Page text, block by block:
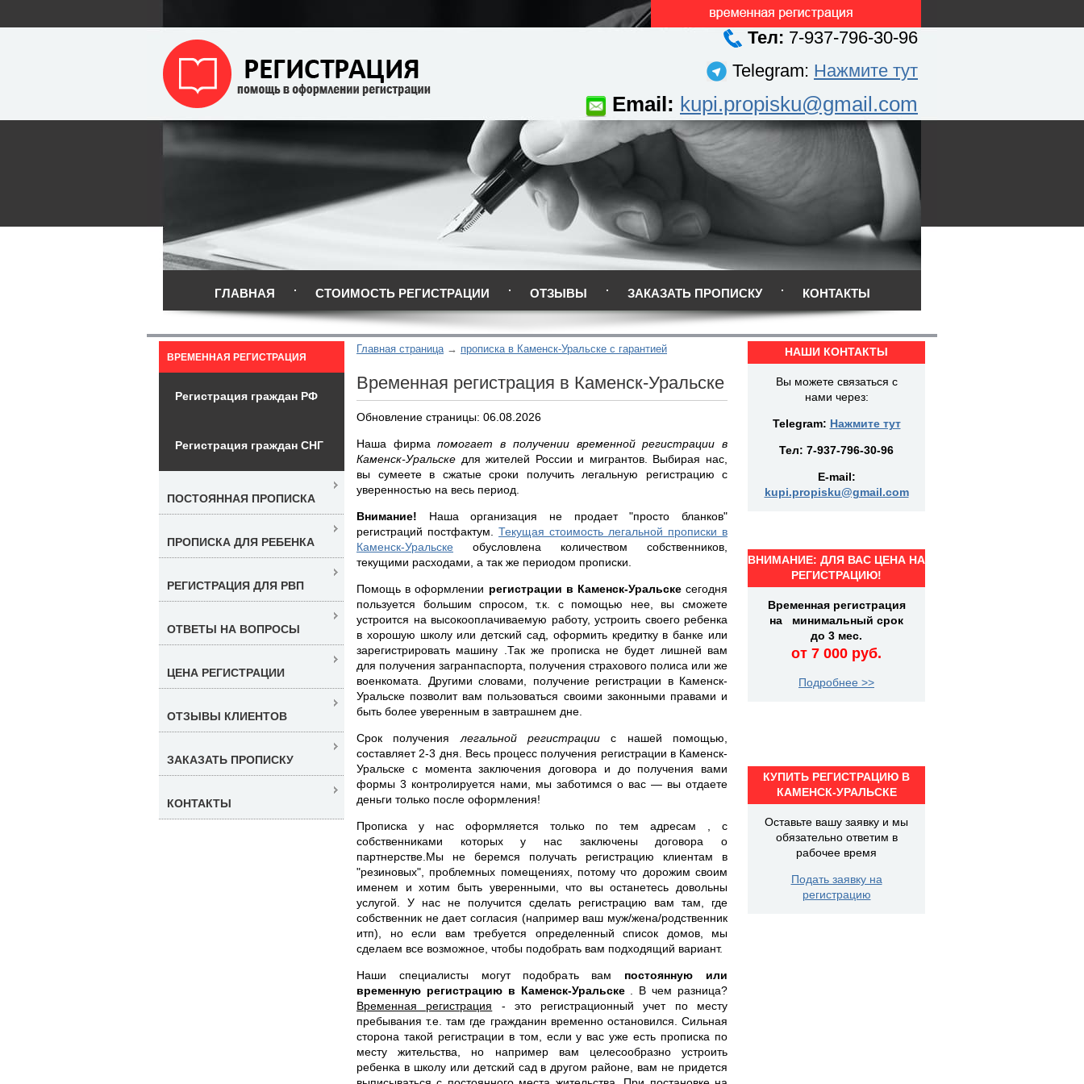
Тел: 7-937-796-30-96
Telegram: Нажмите тут
Email: kupi.propisku@gmail.com
ГЛАВНАЯ СТОИМОСТЬ РЕГИСТРАЦИИ ОТЗЫВЫ ЗАКАЗАТЬ ПРОПИСКУ КОНТАКТЫ
Главная страница прописка в Каменск-Уральске с гарантией
Временная регистрация в Каменск-Уральске
Обновление страницы: 06.08.2026
Наша фирмапомогает в получении временной регистрации в
Каменск-Уральске для жителей России и мигрантов. Выбирая нас,
вы сумеете в сжатые сроки получить легальную регистрацию с
уверенностью на весь период.
Внимание! Наша организация не продает "просто бланков"
регистраций постфактум. Текущая стоимость легальной прописки в
Каменск-Уральске обусловлена количеством собственников,
текущими расходами, а так же периодом прописки.
Помощь в оформлении регистрации в Каменск-Уральске сегодня
пользуется большим спросом, т.к. с помощью нее, вы сможете
устроится на высокооплачиваемую работу, устроить своего ребенка
в хорошую школу или детский сад, оформить кредитку в банке или
зарегистрировать машину .Так же прописка не будет лишней вам
для получения загранпаспорта, получения страхового полиса или же
военкомата. Другими словами, получение регистрации в Каменск-
Уральске позволит вам пользоваться своими законными правами и
быть более уверенным в завтрашнем дне.
Срок получения легальной регистрациис нашей помощью,
составляет 2-3 дня. Весь процесс получения регистрации в Каменск-
Уральске с момента заключения договора и до получения вами
формы 3 контролируется нами, мы заботимся о вас — вы отдаете
деньги только после оформления!
Прописка у нас оформляется только по тем адресам , с
собственниками которых у нас заключены договора о
партнерстве.Мы не беремся получать регистрацию клиентам в
"резиновых", проблемных помещениях, потому что дорожим своим
именем и хотим быть уверенными, что вы останетесь довольны
услугой. У нас не получится сделать регистрацию вам там, где
собственник не дает согласия (например ваш муж/жена/родственник
итп), но если вам требуется определенный список домов, мы
сделаем все возможное, чтобы подобрать вам подходящий вариант.
Наши специалисты могут подобрать вам постоянную или
временную регистрацию в Каменск-Уральске
. В чем разница?
Временная регистрация - это регистрационный учет по месту
пребывания т.е. там где гражданин временно остановился. Сильная
сторона такой регистрации в том, если у вас уже есть прописка по
месту жительства, но например вам целесообразно устроить
ребенка в школу или детский сад в другом районе, вам не придется
ВРЕМЕННАЯ РЕГИСТРАЦИЯ
Регистрация граждан РФ
Регистрация граждан СНГ
ПОСТОЯННАЯ ПРОПИСКА
ПРОПИСКА ДЛЯ РЕБЕНКА
РЕГИСТРАЦИЯ ДЛЯ РВП
ОТВЕТЫ НА ВОПРОСЫ
ЦЕНА РЕГИСТРАЦИИ
ОТЗЫВЫ КЛИЕНТОВ
ЗАКАЗАТЬ ПРОПИСКУ
КОНТАКТЫ
НАШИ КОНТАКТЫ
Вы можете связаться с
нами через:
Telegram: Нажмите тут
Тел: 7-937-796-30-96
E-mail:
kupi.propisku@gmail.com
ВНИМАНИЕ: ДЛЯ ВАС ЦЕНА НА
РЕГИСТРАЦИЮ!
Временная регистрация
на минимальный срок
до 3 мес.
от 7 000 руб.
Подробнее >>
КУПИТЬ РЕГИСТРАЦИЮ В
КАМЕНСК-УРАЛЬСКЕ
Оставьте вашу заявку и мы
обязательно ответим в
рабочее время
Подать заявку на
регистрацию